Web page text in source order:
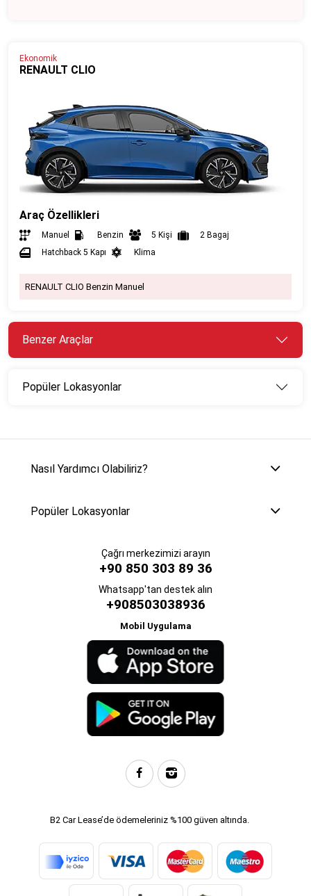
Ekonomik
RENAULT CLIO
Araç Özellikleri
Manuel Benzin 5 Kişi
2 Bagaj
Hatchback 5 Kapı
Klima
RENAULT CLIO Benzin Manuel
Benzer Araçlar
Popüler Lokasyonlar
Nasıl Yardımcı Olabiliriz?
Popüler Lokasyonlar
Çağrı merkezimizi arayın
+90 850 303 89 36
Whatsapp'tan destek alın
+908503038936
Mobil Uygulama
B2 Car Lease’de ödemeleriniz %100 güven altında.